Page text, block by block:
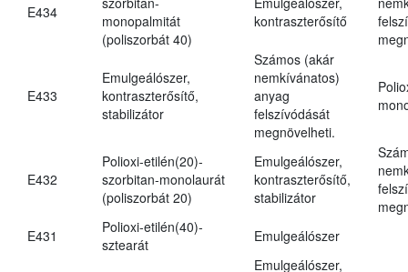
E434
monopalmitát
(poliszorbát 40)
kontraszterősítő
E433
Emulgeálószer,
kontraszterősítő,
stabilizátor
Számos (akár
nemkívánatos)
anyag
felszívódását
megnövelheti.
E432
Polioxi-etilén(20)-
szorbitan-monolaurát
(poliszorbát 20)
Emulgeálószer,
kontraszterősítő,
stabilizátor
E431
Polioxi-etilén(40)-
sztearát
Emulgeálószer
Emulgeálószer,